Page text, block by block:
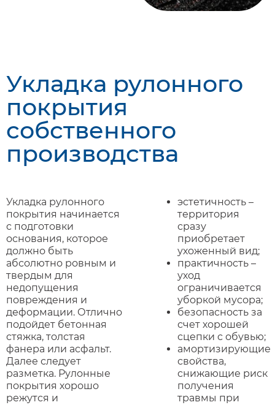
Укладка рулонного
покрытия
собственного
производства
Укладка рулонного
покрытия начинается
с подготовки
основания, которое
должно быть
абсолютно ровным и
твердым для
недопущения
повреждения и
деформации. Отлично
подойдет бетонная
стяжка, толстая
фанера или асфальт.
Далее следует
разметка. Рулонные
покрытия хорошо
режутся и
эстетичность –
территория
сразу
приобретает
ухоженный вид;
практичность –
уход
ограничивается
уборкой мусора;
безопасность за
счет хорошей
сцепки с обувью;
амортизирующие
свойства,
снижающие риск
получения
травмы при